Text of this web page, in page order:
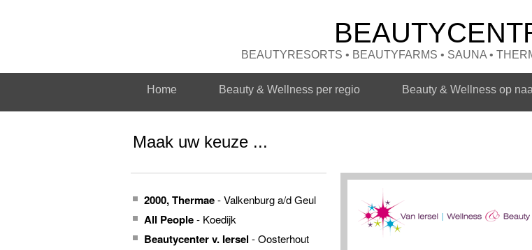
BEAUTYRESORTS • BEAUTYFARMS • SAUNA •
Home Beauty & Wellness per regio Beauty & Wellness op
Maak uw keuze ...
2000, Thermae- Valkenburg a/d Geul
All People- Koedijk
Beautycenter v. Iersel - Oosterhout